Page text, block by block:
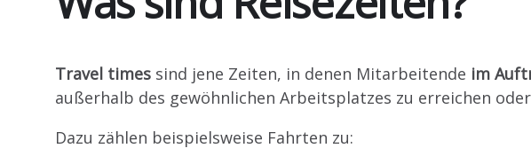
Industrial
Travel times sind jene Zeiten, in denen Mitarbeitende im
außerhalb des gewöhnlichen Arbeitsplatzes zu erreichen
Dazu zählen beispielsweise Fahrten zu: